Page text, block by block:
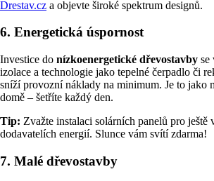
Drestav.cz a objevte široké spektrum designů.
6. Energetická úspornost
Investice do nízkoenergetické dřevostavby se
izolace a technologie jako tepelné čerpadlo či
sníží provozní náklady na minimum. Je to jako
domě – šetříte každý den.
Tip: Zvažte instalaci solárních panelů pro ještě
dodavatelích energií. Slunce vám svítí zdarma!
7. Malé dřevostavby